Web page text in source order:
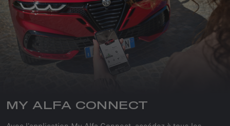
MY ALFA CONNECT